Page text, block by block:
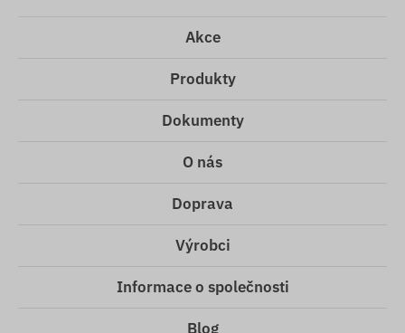
Akce
Produkty
Dokumenty
O nás
Doprava
Výrobci
Informace o společnosti
Blog